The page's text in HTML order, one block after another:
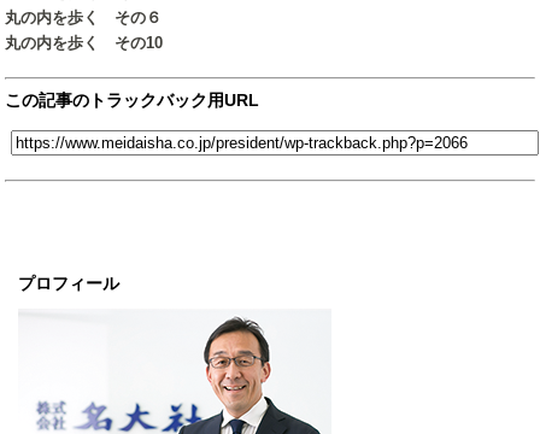
プロフィール
丸の内を歩く その６
丸の内を歩く その10
この記事のトラックバック用URL